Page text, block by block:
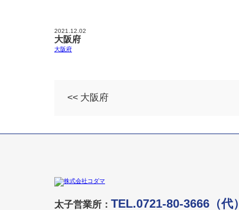
2021.12.02
大阪府
大阪府
<< 大阪府
太子営業所： TEL.0721-80-3666（代）